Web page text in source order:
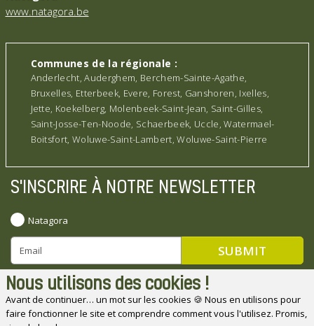
Nous utilisons des cookies !
Avant de continuer… un mot sur les cookies 🍪 Nous en utilisons pour
faire fonctionner le site et comprendre comment vous l'utilisez. Promis,
www.natagora.be
Communes de la régionale :
Anderlecht, Auderghem, Berchem-Sainte-Agathe,
Bruxelles, Etterbeek, Evere, Forest, Ganshoren, Ixelles,
Jette, Koekelberg, Molenbeek-Saint-Jean, Saint-Gilles,
Saint-Josse-Ten-Noode, Schaerbeek, Uccle, Watermael-
Boitsfort, Woluwe-Saint-Lambert, Woluwe-Saint-Pierre
S'INSCRIRE À NOTRE NEWSLETTER
Natagora
Natagora souhaite remercier ses partenaires